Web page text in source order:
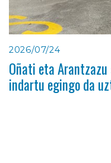
2026/07/24
Oñati eta
indartu egingo da